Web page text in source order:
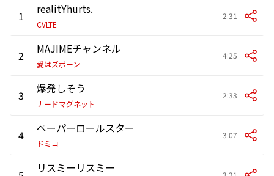
1 realitYhurts.
CVLTE
2:31
2 MAJIMEチャンネル
愛はズボーン
4:25
3 爆発しそう
ナードマグネット
2:33
4 ペーパーロールスター
ドミコ
3:07
リスミーリスミー